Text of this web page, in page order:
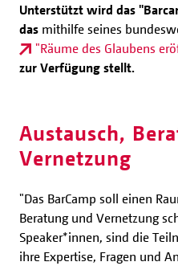
Unterstützt wird das
das mithilfe seines
"Räume des Glaubens
zur Verfügung stellt.
Austausch,
Vernetzung
"Das BarCamp soll einen
Beratung und Vernetzung
Speaker*innen, sind die
ihre Expertise, Fragen und